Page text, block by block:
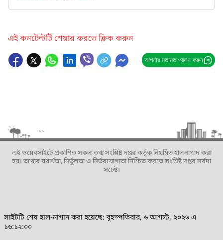
এই কনটেন্টটি শেয়ার করতে ক্লিক করুন
আপনার মতামত প্রদান করুন
এই ওয়েবসাইটে প্রকাশিত সকল তথ্য সংশ্লিষ্ট দপ্তর কর্তৃক নিয়মিত হালনাগাদ করা
হয়। তথ্যের যথার্থতা, নির্ভুলতা ও নির্ভরযোগ্যতা নিশ্চিত করতে সংশ্লিষ্ট দপ্তর সর্বদা
সচেষ্ট।
সাইটটি শেষ হাল-নাগাদ করা হয়েছে: বৃহস্পতিবার, ৬ আগস্ট, ২০২৬ এ
১৬:১২:০০